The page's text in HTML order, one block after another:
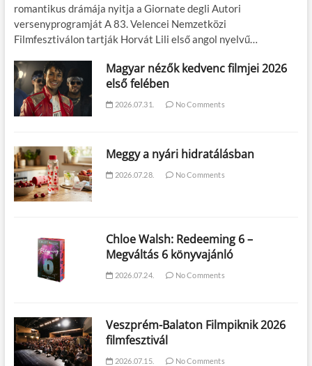
romantikus drámája nyitja a Giornate degli Autori
versenyprogramját A 83. Velencei Nemzetközi
Filmfesztiválon tartják Horvát Lili első angol nyelvű…
Magyar nézők kedvenc filmjei 2026
első felében
2026.07.31. No Comments
Meggy a nyári hidratálásban
2026.07.28. No Comments
Chloe Walsh: Redeeming 6 –
Megváltás 6 könyvajánló
2026.07.24. No Comments
Veszprém-Balaton Filmpiknik 2026
filmfesztivál
2026.07.15. No Comments